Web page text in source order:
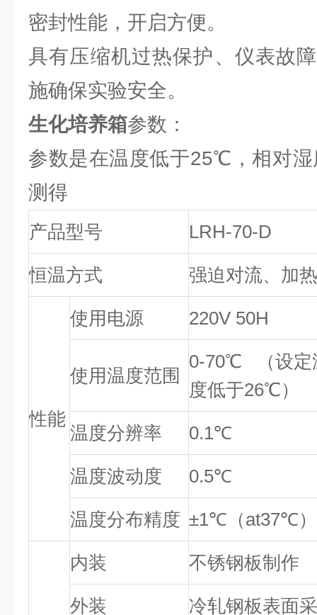
密封性能，开启方便。
具有压缩机过热保护、仪表故
施确保实验安全。
生化培养箱参数：
参数是在温度低于25℃，相对
测得
产品型号 LRH-70-D
恒温方式 强迫对流、加
性能
使用电源 220V 50H
使用温度范围
0-70℃ （设定
度低于26℃）
温度分辨率 0.1℃
温度波动度 0.5℃
温度分布精度 ±1℃（at37℃）
内装 不锈钢板制作
外装 冷轧钢板表面